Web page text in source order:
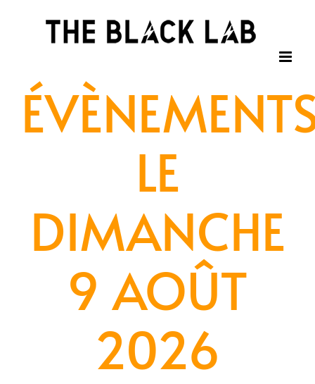
LE
DIMANCHE
9 AOÛT
2026